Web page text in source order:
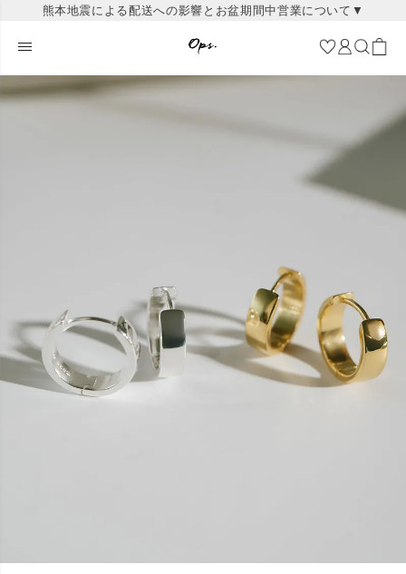
熊本地震による配送への影響とお盆期間中営業について▼